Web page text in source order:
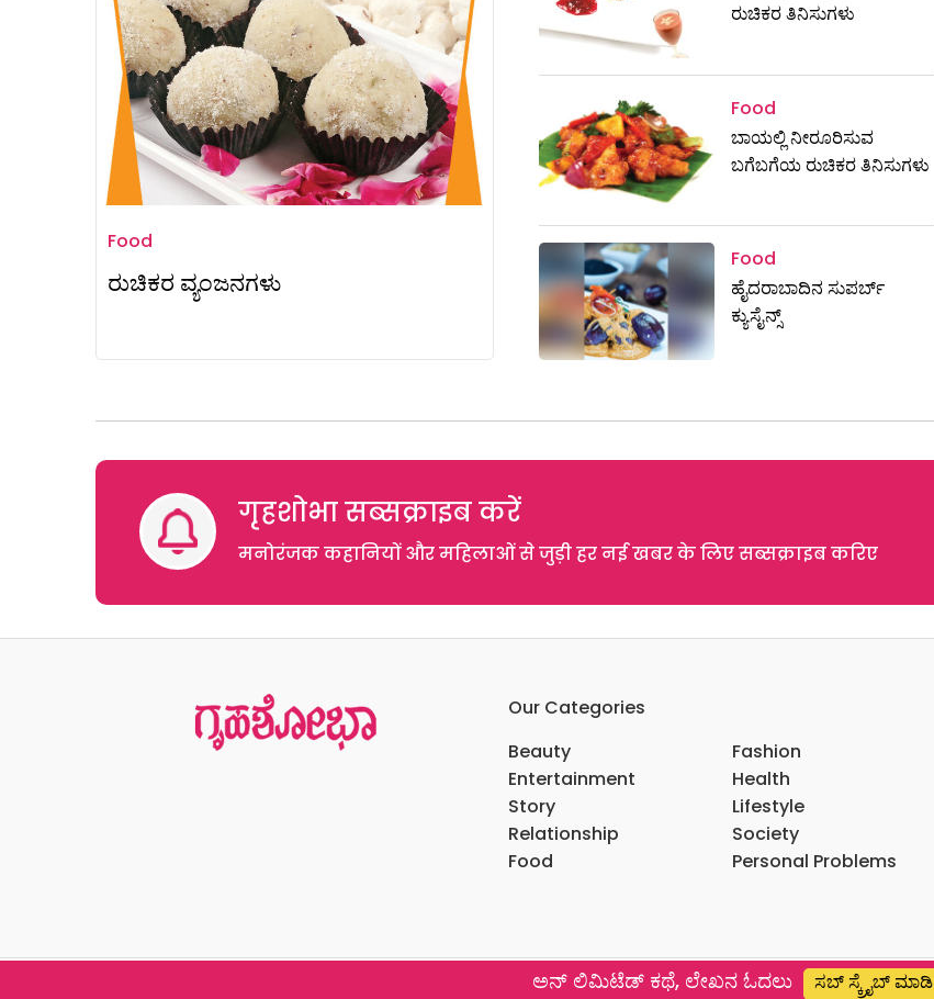
Food
ರುಚಿಕರ ವ್ಯಂಜನಗಳು
ರುಚಿಕರ ತಿನಿಸುಗಳು
Food
ಬಾಯಲ್ಲಿ ನೀರೂರಿಸುವ
ಬಗೆಬಗೆಯ ರುಚಿಕರ ತಿನಿಸುಗಳು
Food
ಹೈದರಾಬಾದಿನ ಸುಪರ್ಬ್
ಕ್ಯುಸೈನ್ಸ್
गृहशोभा सब्सक्राइब करें
मनोरंजक कहानियों और महिलाओं से जुड़ी हर नई खबर के लिए सब्सक्राइब करिए
Our Categories
Beauty
Entertainment
Story
Relationship
Food
Fashion
Health
Lifestyle
Society
Personal Problems
ಅನ್ ಲಿಮಿಟೆಡ್ ಕಥೆ, ಲೇಖನ ಓದಲು ಸಬ್ ಸ್ಕ್ರೈಬ್ ಮಾಡಿ